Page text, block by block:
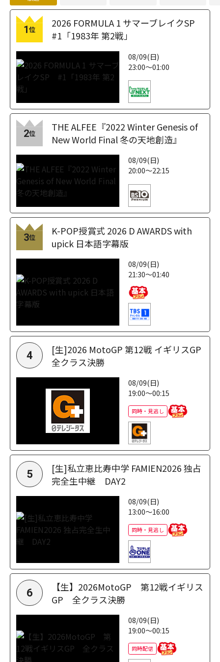
1位
2026 FORMULA 1 サマーブレイクSP
#1「1983年 第2戦」
08/09(日)
23:00～01:00
2位
THE ALFEE『2022 Winter Genesis of
New World Final 冬の天地創造』
08/09(日)
20:00～22:15
3位
K-POP授賞式 2026 D AWARDS with
upick 日本語字幕版
08/09(日)
21:30～01:40
4
[生]2026 MotoGP 第12戦 イギリスGP
全クラス決勝
08/09(日)
19:00～00:15
同時・見逃し
5
[生]私立恵比寿中学 FAMIEN2026 独占
完全生中継 DAY2
08/09(日)
13:00～16:00
同時・見逃し
6
【生】2026MotoGP 第12戦イギリス
GP 全クラス決勝
08/09(日)
19:00～00:15
同時配信